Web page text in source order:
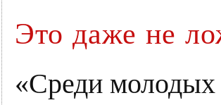
Это даже не
«Среди молодых